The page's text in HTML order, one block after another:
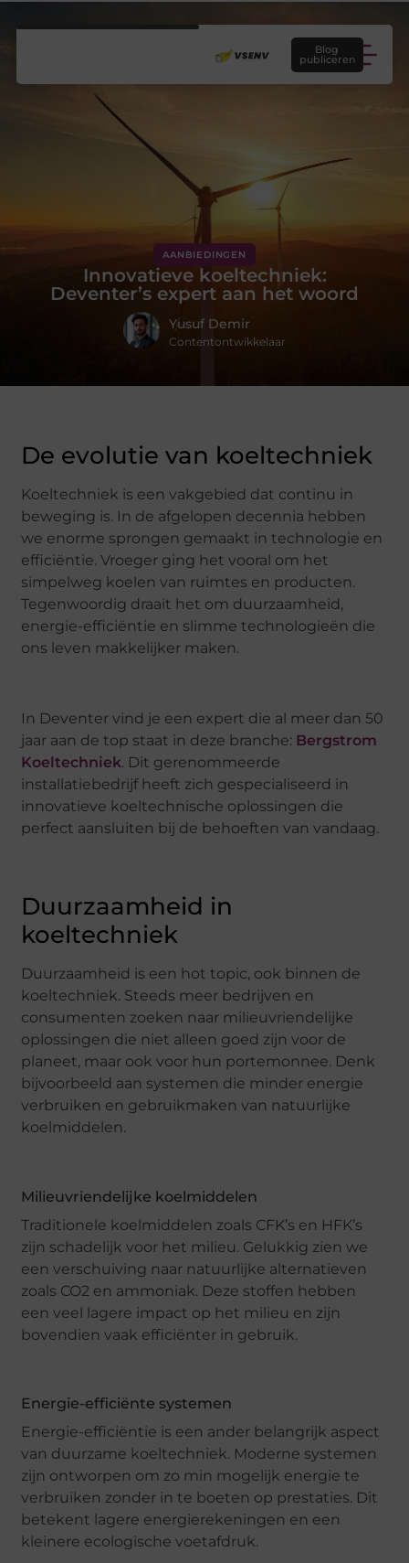
Blog
publiceren
AANBIEDINGEN
Innovatieve koeltechniek:
Deventer’s expert aan het woord
Yusuf Demir
Contentontwikkelaar
De evolutie van koeltechniek
Koeltechniek is een vakgebied dat continu in
beweging is. In de afgelopen decennia hebben
we enorme sprongen gemaakt in technologie en
efficiëntie. Vroeger ging het vooral om het
simpelweg koelen van ruimtes en producten.
Tegenwoordig draait het om duurzaamheid,
energie-efficiëntie en slimme technologieën die
ons leven makkelijker maken.
In Deventer vind je een expert die al meer dan 50
jaar aan de top staat in deze branche: Bergstrom
Koeltechniek. Dit gerenommeerde
installatiebedrijf heeft zich gespecialiseerd in
innovatieve koeltechnische oplossingen die
perfect aansluiten bij de behoeften van vandaag.
Duurzaamheid in
koeltechniek
Duurzaamheid is een hot topic, ook binnen de
koeltechniek. Steeds meer bedrijven en
consumenten zoeken naar milieuvriendelijke
oplossingen die niet alleen goed zijn voor de
planeet, maar ook voor hun portemonnee. Denk
bijvoorbeeld aan systemen die minder energie
verbruiken en gebruikmaken van natuurlijke
koelmiddelen.
Milieuvriendelijke koelmiddelen
Traditionele koelmiddelen zoals CFK’s en HFK’s
zijn schadelijk voor het milieu. Gelukkig zien we
een verschuiving naar natuurlijke alternatieven
zoals CO2 en ammoniak. Deze stoffen hebben
een veel lagere impact op het milieu en zijn
bovendien vaak efficiënter in gebruik.
Energie-efficiënte systemen
Energie-efficiëntie is een ander belangrijk aspect
van duurzame koeltechniek. Moderne systemen
zijn ontworpen om zo min mogelijk energie te
verbruiken zonder in te boeten op prestaties. Dit
betekent lagere energierekeningen en een
kleinere ecologische voetafdruk.